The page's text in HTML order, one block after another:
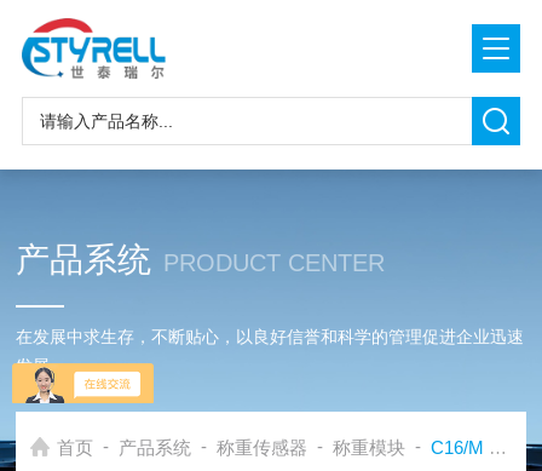
产品系统 PRODUCT CENTER
在发展中求生存，不断贴心，以良好信誉和科学的管理促进企业迅速
发展
首页 - 产品系统 - 称重传感器 - 称重模块 - C16/M 称重模块